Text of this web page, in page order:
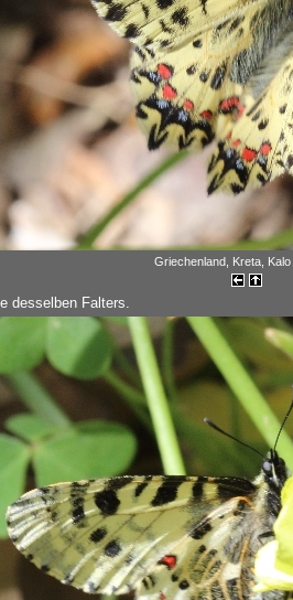
Griechenland, Kreta,
desselben Falters.